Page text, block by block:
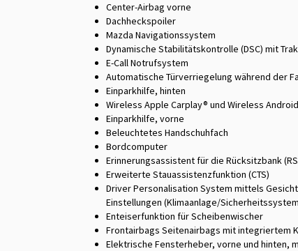
Center-Airbag vorne
Dachheckspoiler
Mazda Navigationssystem
Dynamische Stabilitätskontrolle (DSC) mit
E-Call Notrufsystem
Automatische Türverriegelung während der
Einparkhilfe, hinten
Wireless Apple Carplay® und Wireless
Einparkhilfe, vorne
Beleuchtetes Handschuhfach
Bordcomputer
Erinnerungsassistent für die Rücksitzbank
Erweiterte Stauassistenzfunktion (CTS)
Driver Personalisation System mittels
Einstellungen (Klimaanlage/
Enteiserfunktion für Scheibenwischer
Frontairbags Seitenairbags mit integriertem
Elektrische Fensterheber, vorne und hinten,